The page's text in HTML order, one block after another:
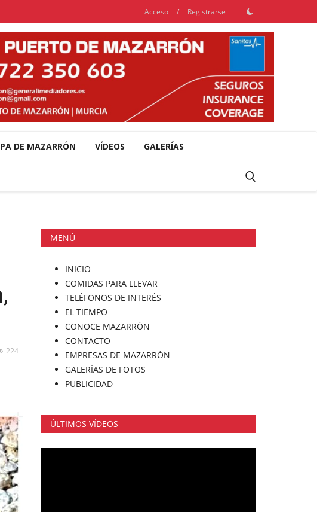
Acceso / Registrarse
DE MAZARRÓN VÍDEOS GALERÍAS
224
MENÚ
INICIO
COMIDAS PARA LLEVAR
TELÉFONOS DE INTERÉS
EL TIEMPO
CONOCE MAZARRÓN
CONTACTO
EMPRESAS DE MAZARRÓN
GALERÍAS DE FOTOS
PUBLICIDAD
ÚLTIMOS VÍDEOS